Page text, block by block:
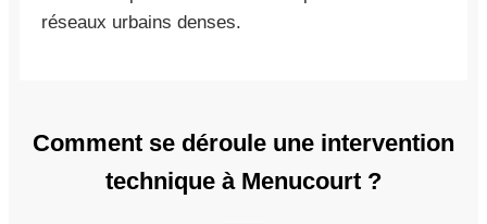
réseaux urbains denses.
Comment se déroule une intervention
technique à Menucourt ?